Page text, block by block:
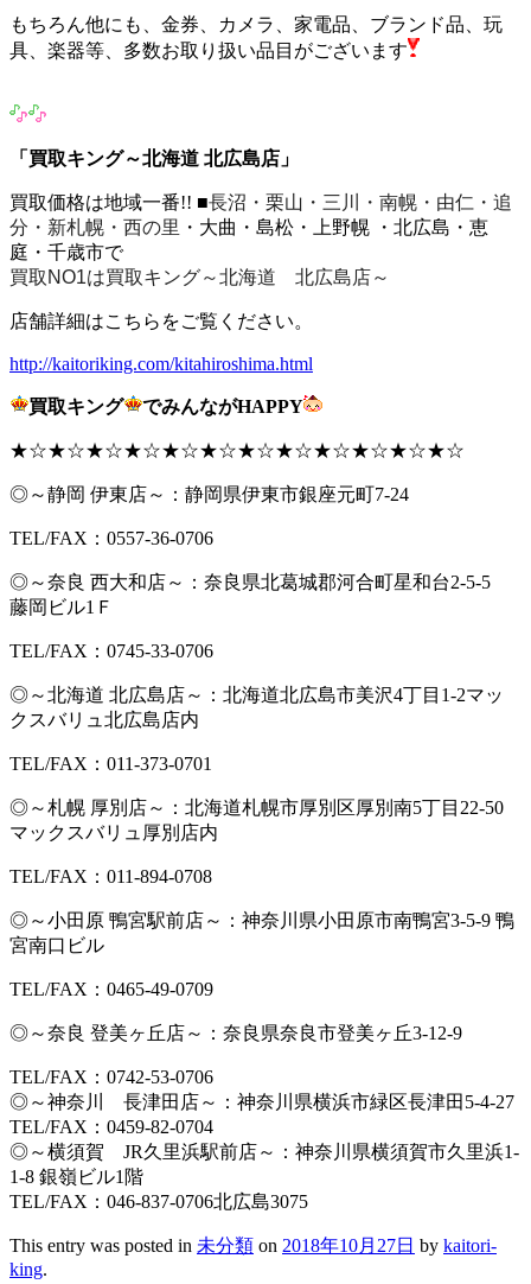
もちろん他にも、金券、カメラ、家電品、ブランド品、玩
具、楽器等、多数お取り扱い品目がございます
「買取キング～北海道 北広島店」
買取価格は地域一番!! ■長沼・栗山・三川・南幌・由仁・追
分・新札幌・西の里 ・大曲・島松・上野幌 ・北広島・恵
庭・千歳市で
買取NO1は買取キング～北海道 北広島店～
店舗詳細はこちらをご覧ください。
http://kaitoriking.com/kitahiroshima.html
買取キング でみんながHAPPY
★☆★☆★☆★☆★☆★☆★☆★☆★☆★☆★☆★☆
◎～静岡 伊東店～：静岡県伊東市銀座元町7-24
TEL/FAX：0557-36-0706
◎～奈良 西大和店～：奈良県北葛城郡河合町星和台2-5-5
藤岡ビル1Ｆ
TEL/FAX：0745-33-0706
◎～北海道 北広島店～：北海道北広島市美沢4丁目1-2マッ
クスバリュ北広島店内
TEL/FAX：011-373-0701
◎～札幌 厚別店～：北海道札幌市厚別区厚別南5丁目22-50
マックスバリュ厚別店内
TEL/FAX：011-894-0708
◎～小田原 鴨宮駅前店～：神奈川県小田原市南鴨宮3-5-9 鴨
宮南口ビル
TEL/FAX：0465-49-0709
◎～奈良 登美ヶ丘店～：奈良県奈良市登美ヶ丘3-12-9
TEL/FAX：0742-53-0706
◎～神奈川 長津田店～：神奈川県横浜市緑区長津田5-4-27
TEL/FAX：0459-82-0704
◎～横須賀 JR久里浜駅前店～：神奈川県横須賀市久里浜1-
1-8 銀嶺ビル1階
TEL/FAX：046-837-0706北広島3075
This entry was posted in 未分類 on 2018年10月27日 by kaitori-
king.